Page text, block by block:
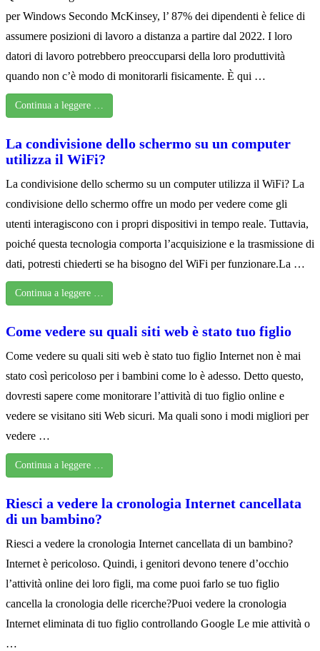
per Windows Secondo McKinsey, l’ 87% dei dipendenti è felice di
assumere posizioni di lavoro a distanza a partire dal 2022. I loro
datori di lavoro potrebbero preoccuparsi della loro produttività
quando non c’è modo di monitorarli fisicamente. È qui …
Continua a leggere …
La condivisione dello schermo su un computer
utilizza il WiFi?
La condivisione dello schermo su un computer utilizza il WiFi? La
condivisione dello schermo offre un modo per vedere come gli
utenti interagiscono con i propri dispositivi in tempo reale. Tuttavia,
poiché questa tecnologia comporta l’acquisizione e la trasmissione di
dati, potresti chiederti se ha bisogno del WiFi per funzionare.La …
Continua a leggere …
Come vedere su quali siti web è stato tuo figlio
Come vedere su quali siti web è stato tuo figlio Internet non è mai
stato così pericoloso per i bambini come lo è adesso. Detto questo,
dovresti sapere come monitorare l’attività di tuo figlio online e
vedere se visitano siti Web sicuri. Ma quali sono i modi migliori per
vedere …
Continua a leggere …
Riesci a vedere la cronologia Internet cancellata
di un bambino?
Riesci a vedere la cronologia Internet cancellata di un bambino?
Internet è pericoloso. Quindi, i genitori devono tenere d’occhio
l’attività online dei loro figli, ma come puoi farlo se tuo figlio
cancella la cronologia delle ricerche?Puoi vedere la cronologia
Internet eliminata di tuo figlio controllando Google Le mie attività o
…